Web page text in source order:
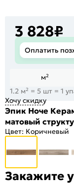
3 828₽
Оплатить
м²
1.2 м² = 5 шт = 1
Хочу скидку
Эпик Ноче
матовый
Цвет: Коричневый
Закажите